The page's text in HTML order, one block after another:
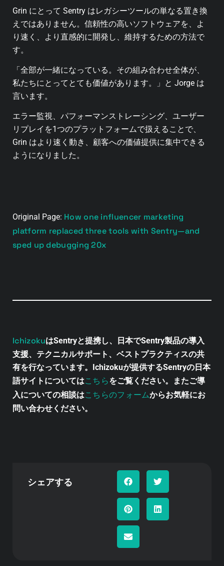
Grin にとって Sentry はレガシーツールの単なる置き換
えではありません。信頼性の高いソフトウェアを、よ
り速く、より直感的に開発し、維持するための方法で
す。
「全部が一緒になっている。その組み合わせ全体が、
私たちにとってとても価値があります。」と Jorge は
言います。
エラー監視、パフォーマンストレーシング、ユーザー
リプレイを1つのプラットフォームで扱えることで、
Grin はより速く動き、顧客への価値提供に集中できる
ようになりました。
Original Page: How one influencer marketing
platform replaced three tools with Sentry—and
sped up debugging 20x
IchizokuはSentryと提携し、日本でSentry製品の導入
支援、テクニカルサポート、ベストプラクティスの共
有を行なっています。Ichizokuが提供するSentryの日本
語サイトについてはこちらをご覧ください。またご導
入についての相談はこちらのフォームからお気軽にお
問い合わせください。
シェアする